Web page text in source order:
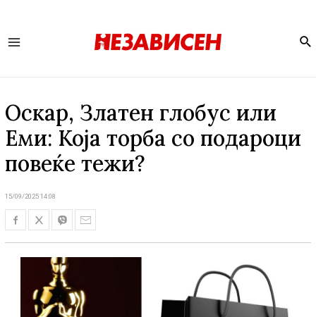
Оскар, Златен глобус или
Еми: Која торба со подароци
повеќе тежи?
15/09/2025 14:08